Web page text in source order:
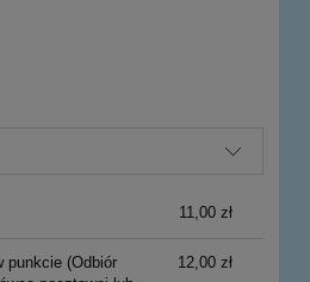
kosztów płatności
11,00 zł
punkcie(Odbiór
12,00 zł